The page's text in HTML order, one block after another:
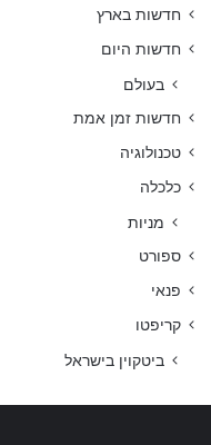
חדשות בארץ
חדשות היום
בעולם
חדשות זמן אמת
טכנולוגיה
כלכלה
מניות
ספורט
פנאי
קריפטו
ביטקוין בישראל